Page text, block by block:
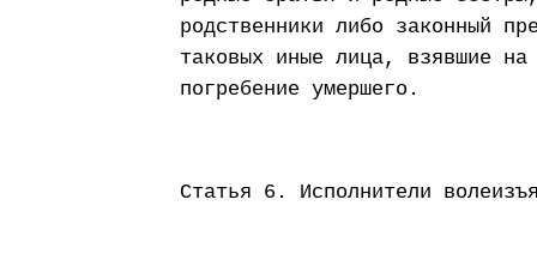
родственники либо законный
таковых иные лица, взявшие на
погребение умершего.
Статья 6. Исполнители